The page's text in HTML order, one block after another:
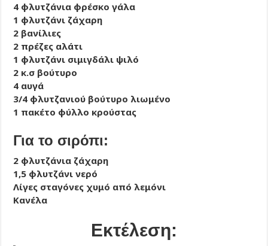
4 φλυτζάνια φρέσκο γάλα
1 φλυτζάνι ζάχαρη
2 βανίλιες
2 πρέζες αλάτι
1 φλυτζάνι σιμιγδάλι ψιλό
2 κ.σ βούτυρο
4 αυγά
3/4 φλυτζανιού βούτυρο λιωμένο
1 πακέτο φύλλο κρούστας
Για το σιρόπι:
2 φλυτζάνια ζάχαρη
1,5 φλυτζάνι νερό
Λίγες σταγόνες χυμό από λεμόνι
Κανέλα
Εκτέλεση: